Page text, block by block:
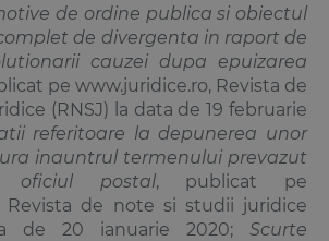
de ordine publica si obiectul
de divergenta in raport de
cauzei dupa epuizarea
pe www.juridice.ro, Revista de
(RNSJ) la data de 19 februarie
referitoare la depunerea unor
inauntrul termenului prevazut
postal, publicat pe
Revista de note si studii juridice
de 20 ianuarie 2020; Scurte